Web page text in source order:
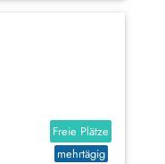
Freie Plätze
mehrtägig